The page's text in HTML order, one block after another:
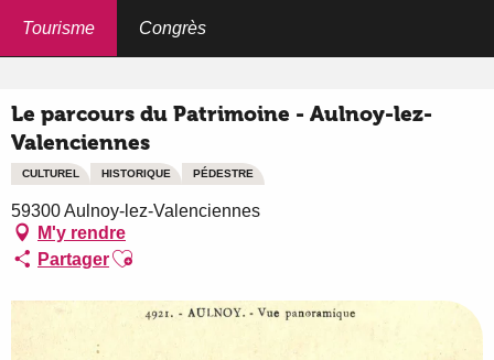
Tourisme Congrès
Le parcours du Patrimoine - Aulnoy-lez-
Valenciennes
CULTUREL HISTORIQUE PÉDESTRE
59300 Aulnoy-lez-Valenciennes
M'y rendre
PartagerAjouter aux favoris